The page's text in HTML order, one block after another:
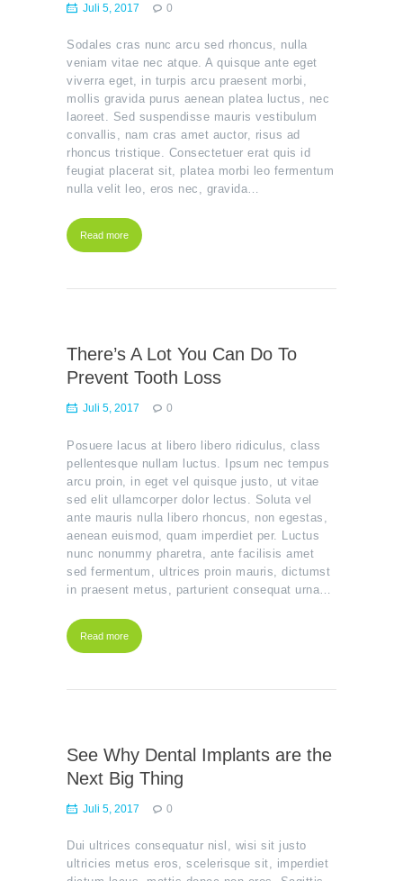
Juli 5, 2017 0
Sodales cras nunc arcu sed rhoncus, nulla
veniam vitae nec atque. A quisque ante eget
viverra eget, in turpis arcu praesent morbi,
mollis gravida purus aenean platea luctus, nec
laoreet. Sed suspendisse mauris vestibulum
convallis, nam cras amet auctor, risus ad
rhoncus tristique. Consectetuer erat quis id
feugiat placerat sit, platea morbi leo fermentum
nulla velit leo, eros nec, gravida…
Read more
There’s A Lot You Can Do To
Prevent Tooth Loss
Juli 5, 2017 0
Posuere lacus at libero libero ridiculus, class
pellentesque nullam luctus. Ipsum nec tempus
arcu proin, in eget vel quisque justo, ut vitae
sed elit ullamcorper dolor lectus. Soluta vel
ante mauris nulla libero rhoncus, non egestas,
aenean euismod, quam imperdiet per. Luctus
nunc nonummy pharetra, ante facilisis amet
sed fermentum, ultrices proin mauris, dictumst
in praesent metus, parturient consequat urna…
Read more
See Why Dental Implants are the
Next Big Thing
Juli 5, 2017 0
Dui ultrices consequatur nisl, wisi sit justo
ultricies metus eros, scelerisque sit, imperdiet
Notwendige
Cookies
sind nicht
optional.